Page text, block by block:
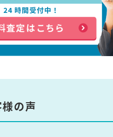
の声